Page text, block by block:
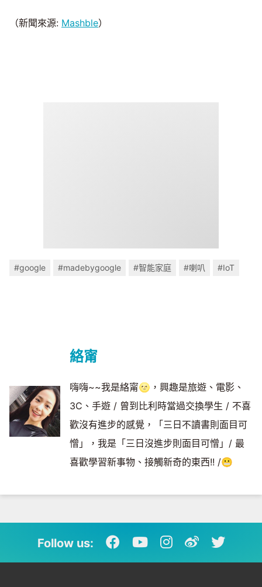
（新聞來源: Mashble）
#google #madebygoogle #智能家庭 #喇叭 #IoT
絡甯
嗨嗨~~我是絡甯🌝，興趣是旅遊、電影、
3C、手遊 / 曾到比利時當過交換學生 / 不喜
歡沒有進步的感覺，「三日不讀書則面目可
憎」，我是「三日沒進步則面目可憎」/ 最
喜歡學習新事物、接觸新奇的東西!! /😬
Follow us: